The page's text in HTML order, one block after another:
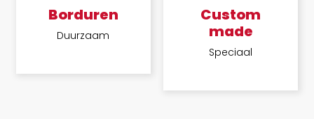
Borduren
Duurzaam
Custom
made
Speciaal